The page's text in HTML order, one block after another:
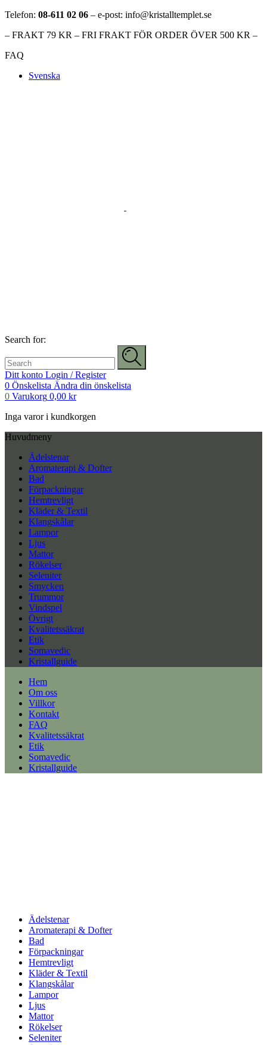
Telefon: 08-611 02 06 – e-post: info@kristalltemplet.se
– FRAKT 79 KR – FRI FRAKT FÖR ORDER ÖVER 500 KR –
FAQ
Svenska
Search for:
Ditt konto Login / Register
0 Önskelista Ändra din önskelista
0 Varukorg 0,00 kr
Inga varor i kundkorgen
Huvudmeny
Ädelstenar
Aromaterapi & Dofter
Bad
Förpackningar
Hemtrevligt
Kläder & Textil
Klangskålar
Lampor
Ljus
Mattor
Rökelser
Seleniter
Smycken
Trummor
Vindspel
Övrigt
Kvalitetssäkrat
Etik
Somavedic
Kristallguide
Hem
Om oss
Villkor
Kontakt
FAQ
Kvalitetssäkrat
Etik
Somavedic
Kristallguide
Ädelstenar
Aromaterapi & Dofter
Bad
Förpackningar
Hemtrevligt
Kläder & Textil
Klangskålar
Lampor
Ljus
Mattor
Rökelser
Seleniter